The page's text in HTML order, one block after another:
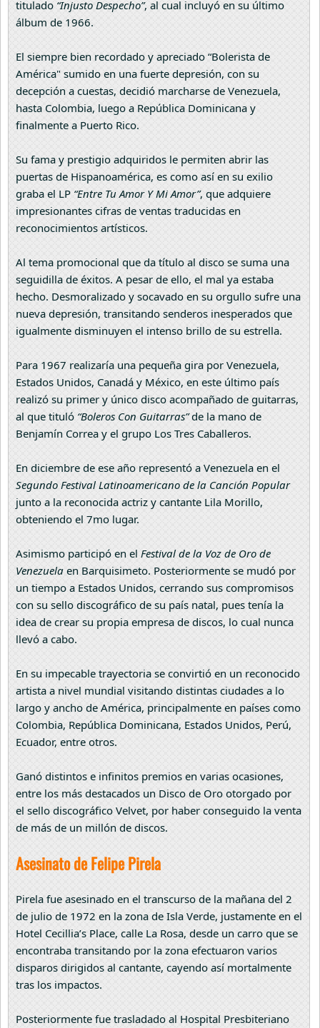
titulado “Injusto Despecho”, al cual incluyó en su último
álbum de 1966.
El siempre bien recordado y apreciado “Bolerista de
América" sumido en una fuerte depresión, con su
decepción a cuestas, decidió marcharse de Venezuela,
hasta Colombia, luego a República Dominicana y
finalmente a Puerto Rico.
Su fama y prestigio adquiridos le permiten abrir las
puertas de Hispanoamérica, es como así en su exilio
graba el LP “Entre Tu Amor Y Mi Amor”, que adquiere
impresionantes cifras de ventas traducidas en
reconocimientos artísticos.
Al tema promocional que da título al disco se suma una
seguidilla de éxitos. A pesar de ello, el mal ya estaba
hecho. Desmoralizado y socavado en su orgullo sufre una
nueva depresión, transitando senderos inesperados que
igualmente disminuyen el intenso brillo de su estrella.
Para 1967 realizaría una pequeña gira por Venezuela,
Estados Unidos, Canadá y México, en este último país
realizó su primer y único disco acompañado de guitarras,
al que tituló “Boleros Con Guitarras”de la mano de
Benjamín Correa y el grupo Los Tres Caballeros.
En diciembre de ese año representó a Venezuela en el
Segundo Festival Latinoamericano de la Canción Popular
junto a la reconocida actriz y cantante Lila Morillo,
obteniendo el 7mo lugar.
Asimismo participó en el Festival de la Voz de Oro de
Venezuela en Barquisimeto. Posteriormente se mudó por
un tiempo a Estados Unidos, cerrando sus compromisos
con su sello discográfico de su país natal, pues tenía la
idea de crear su propia empresa de discos, lo cual nunca
llevó a cabo.
En su impecable trayectoria se convirtió en un reconocido
artista a nivel mundial visitando distintas ciudades a lo
largo y ancho de América, principalmente en países como
Colombia, República Dominicana, Estados Unidos, Perú,
Ecuador, entre otros.
Ganó distintos e infinitos premios en varias ocasiones,
entre los más destacados un Disco de Oro otorgado por
el sello discográfico Velvet, por haber conseguido la venta
de más de un millón de discos.
Asesinato de Felipe Pirela
Pirela fue asesinado en el transcurso de la mañana del 2
de julio de 1972 en la zona de Isla Verde, justamente en el
Hotel Cecillia’s Place, calle La Rosa, desde un carro que se
encontraba transitando por la zona efectuaron varios
disparos dirigidos al cantante, cayendo así mortalmente
tras los impactos.
Posteriormente fue trasladado al Hospital Presbiteriano